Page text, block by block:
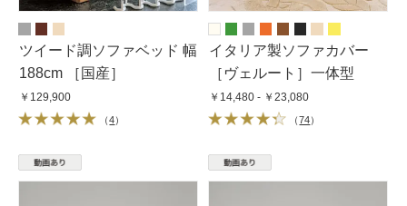
ツイード調ソファベッド 幅
188cm ［国産］
￥129,900
（4）
イタリア製ソファカバー
［ヴェルート］一体型
￥14,480 - ￥23,080
（74）